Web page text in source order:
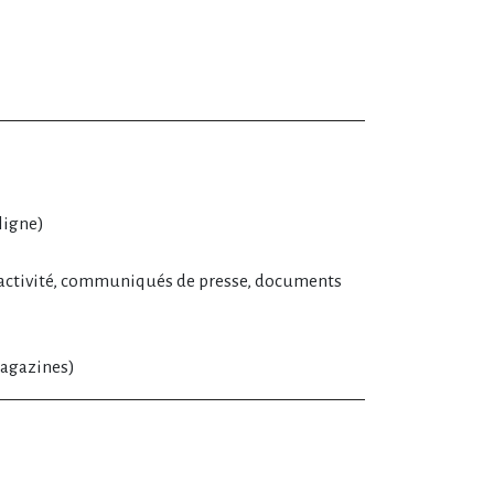
communiqués de presse, documents